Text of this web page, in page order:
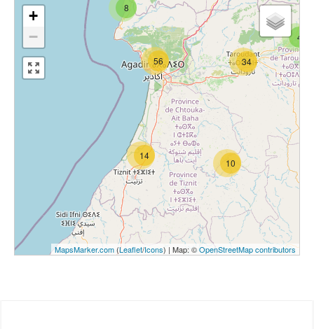
10
4
14
56 34
8
+
−
MapsMarker.com(Leaflet/Icons) | Map: ©OpenStreetMap contributors